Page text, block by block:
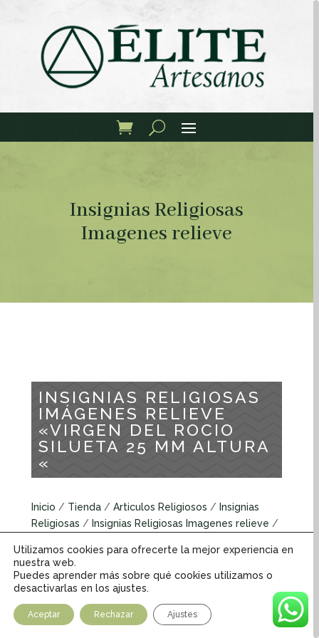
Insignias Religiosas
Imagenes relieve
INSIGNIAS RELIGIOSAS
IMÁGENES RELIEVE
«VIRGEN DEL ROCIO
SILUETA 25 MM ALTURA
«
Inicio / Tienda / Articulos Religiosos / Insignias
Religiosas / Insignias Religiosas Imagenes relieve /
DEL ROCIO SILUETA 25 MM ALTURA «
Insignias Religiosas Imagenes relieve
INFORMACIÓN ADICIONAL
Utilizamos cookies para ofrecerte la mejor experiencia en
nuestra web.
Puedes aprender más sobre qué cookies utilizamos o
desactivarlas en los ajustes.
Aceptar Rechazar Ajustes